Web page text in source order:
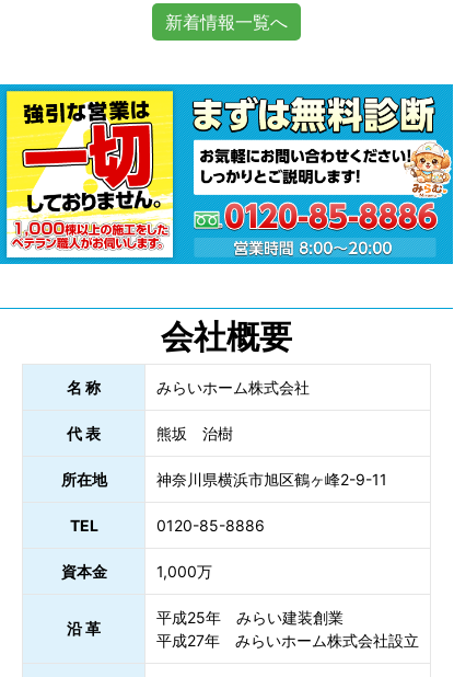
新着情報一覧へ
会社概要
名 称 みらいホーム株式会社
代 表 熊坂 治樹
所在地 神奈川県横浜市旭区鶴ヶ峰2-9-11
TEL 0120-85-8886
資本金 1,000万
沿 革
平成25年 みらい建装創業
平成27年 みらいホーム株式会社設立